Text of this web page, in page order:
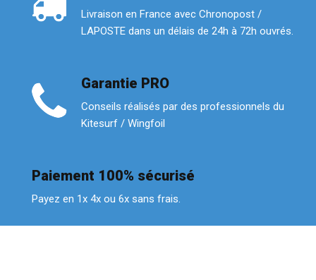
Livraison en France avec Chronopost /
LAPOSTE dans un délais de 24h à 72h ouvrés.
Garantie PRO
Conseils réalisés par des professionnels du
Kitesurf / Wingfoil
Paiement 100% sécurisé
Payez en 1x 4x ou 6x sans frais.